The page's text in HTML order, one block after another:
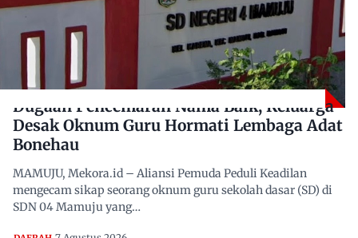
Dugaan Pencemaran Nama Baik, Keluarga
Desak Oknum Guru Hormati Lembaga Adat
Bonehau
MAMUJU, Mekora.id – Aliansi Pemuda Peduli Keadilan
mengecam sikap seorang oknum guru sekolah dasar (SD) di
SDN 04 Mamuju yang…